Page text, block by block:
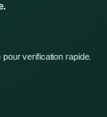
verification rapide.